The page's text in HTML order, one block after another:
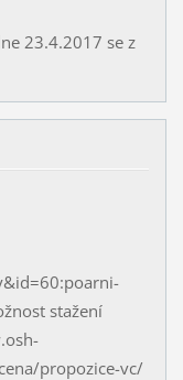
23.4.2017 se z
stažení
propozice-vc/